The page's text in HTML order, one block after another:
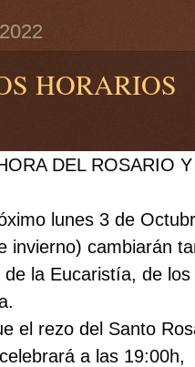
HORARIOS
DEL ROSARIO
lunes 3 de
invierno) cambiarán
de la Eucaristía, de
el rezo del Santo
a las 19:00h,